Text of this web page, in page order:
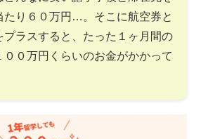
たり６０万円…。そこに航空券と
プラスすると、たった１ヶ月間の
００万円くらいのお金がかかって